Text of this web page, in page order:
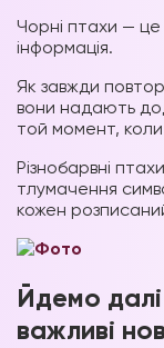
Чорні птахи — це
інформація.
Як завжди
вони надають
той момент, коли
Різнобарвні
тлумачення
кожен
Йдемо далі
важливі